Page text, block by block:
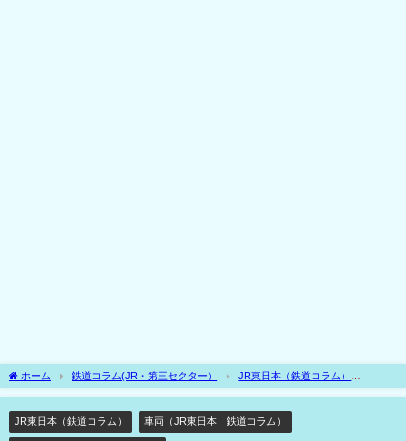
ホーム 鉄道コラム(JR・第三セクター）
JR東日本（鉄道コラム）
35,000円??部屋にある電車のドア??気になる家族の反応と家族への言い訳??
JR東日本（鉄道コラム） 車両（JR東日本 鉄道コラム）